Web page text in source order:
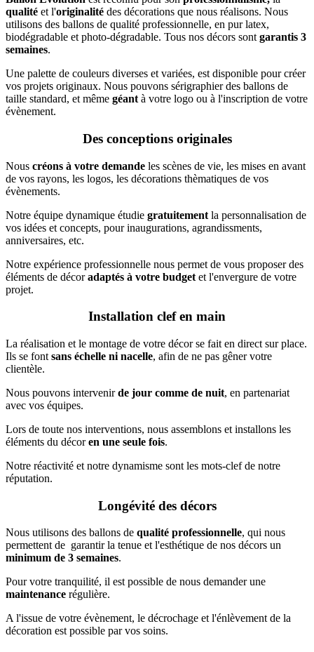
qualité et l'originalité des décorations que nous réalisons. Nous
utilisons des ballons de qualité professionnelle, en pur latex,
biodégradable et photo-dégradable. Tous nos décors sont garantis 3
semaines.
Une palette de couleurs diverses et variées, est disponible pour créer
vos projets originaux. Nous pouvons sérigraphier des ballons de
taille standard, et même géant à votre logo ou à l'inscription de votre
évènement.
Des conceptions originales
Nous créons à votre demande les scènes de vie, les mises en avant
de vos rayons, les logos, les décorations thèmatiques de vos
évènements.
Notre équipe dynamique étudie gratuitement la personnalisation de
vos idées et concepts, pour inaugurations, agrandissments,
anniversaires, etc.
Notre expérience professionnelle nous permet de vous proposer des
éléments de décoradaptés à votre budget et l'envergure de votre
projet.
Installation clef en main
La réalisation et le montage de votre décor se fait en direct sur place.
Ils se font sans échelle ni nacelle, afin de ne pas gêner votre
clientèle.
Nous pouvons intervenirde jour comme de nuit, en partenariat
avec vos équipes.
Lors de toute nos interventions, nous assemblons et installons les
éléments du décoren une seule fois.
Notre réactivité et notre dynamisme sont les mots-clef de notre
réputation.
Longévité des décors
Nous utilisons des ballons de qualité professionnelle, qui nous
permettent de garantir la tenue et l'esthétique de nos décors un
minimum de 3 semaines.
Pour votre tranquilité, il est possible de nous demander une
maintenance régulière.
A l'issue de votre évènement, le décrochage et l'énlèvement de la
décoration est possible par vos soins.